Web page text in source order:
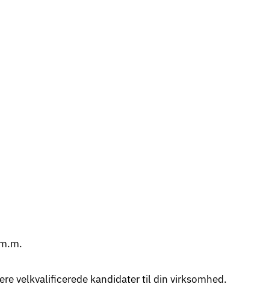
velkvalificerede kandidater til din virksomhed.